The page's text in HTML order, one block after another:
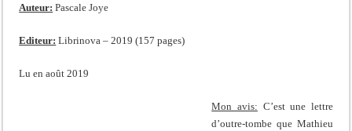
Auteur: Pascale Joye
Editeur: Librinova – 2019 (157 pages)
Lu en août 2019
Mon avis: C’est une lettre
d’outre-tombe que Mathieu